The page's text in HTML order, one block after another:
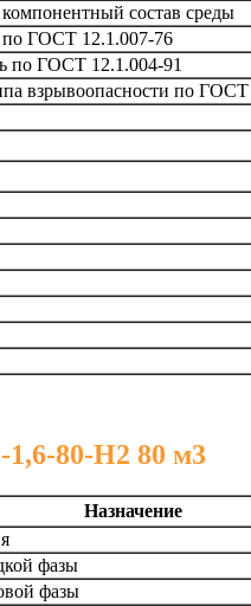
состав среды
по ГОСТ 12.1.007-76
по ГОСТ 12.1.004-91
взрывоопасности по
80-Н2 80 м3
Назначение
фазы
фазы